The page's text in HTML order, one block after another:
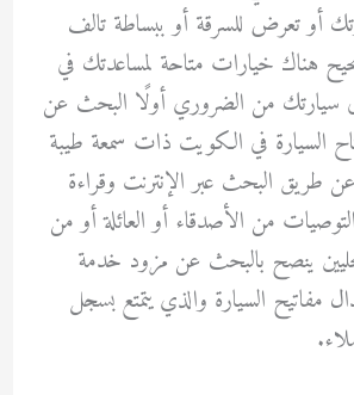
أو تعرض للسرقة أو ببساطة تالف
هناك خيارات متاحة لمساعدتك في
سيارتك من الضروري أولًا البحث عن
السيارة في الكويت ذات سمعة طيبة
طريق البحث عبر الإنترنت وقراءة
من الأصدقاء أو العائلة أو من
ينصح بالبحث عن مزود خدمة
السيارة والذي يتمتع بسجل